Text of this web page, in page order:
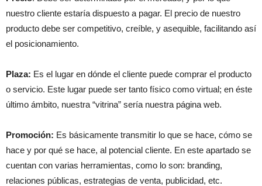
nuestro cliente estaría dispuesto a pagar. El precio de nuestro
producto debe ser competitivo, creíble, y asequible, facilitando así
el posicionamiento.
Plaza: Es el lugar en dónde el cliente puede comprar el producto
o servicio. Este lugar puede ser tanto físico como virtual; en éste
último ámbito, nuestra “vitrina” sería nuestra página web.
Promoción: Es básicamente transmitir lo que se hace, cómo se
hace y por qué se hace, al potencial cliente. En este apartado se
cuentan con varias herramientas, como lo son: branding,
relaciones públicas, estrategias de venta, publicidad, etc.